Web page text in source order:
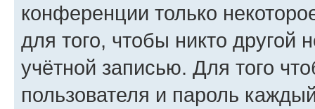
конференции только
для того, чтобы никто другой
учётной записью. Для того
пользователя и пароль